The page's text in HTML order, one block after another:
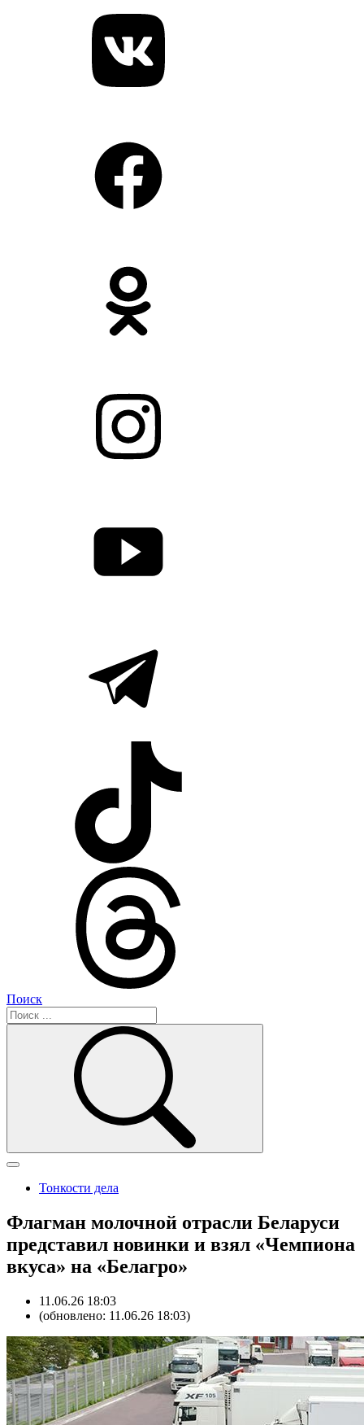
Поиск
Тонкости дела
Флагман молочной отрасли Беларуси
представил новинки и взял «Чемпиона
вкуса» на «Белагро»
11.06.26 18:03
(обновлено: 11.06.26 18:03)